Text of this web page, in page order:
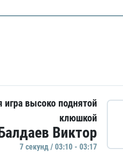
игра высоко поднятой
клюшкой
Виктор
7 секунд / 03:10 - 03:17